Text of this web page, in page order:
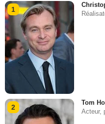
1
2
Tom
Acteur,